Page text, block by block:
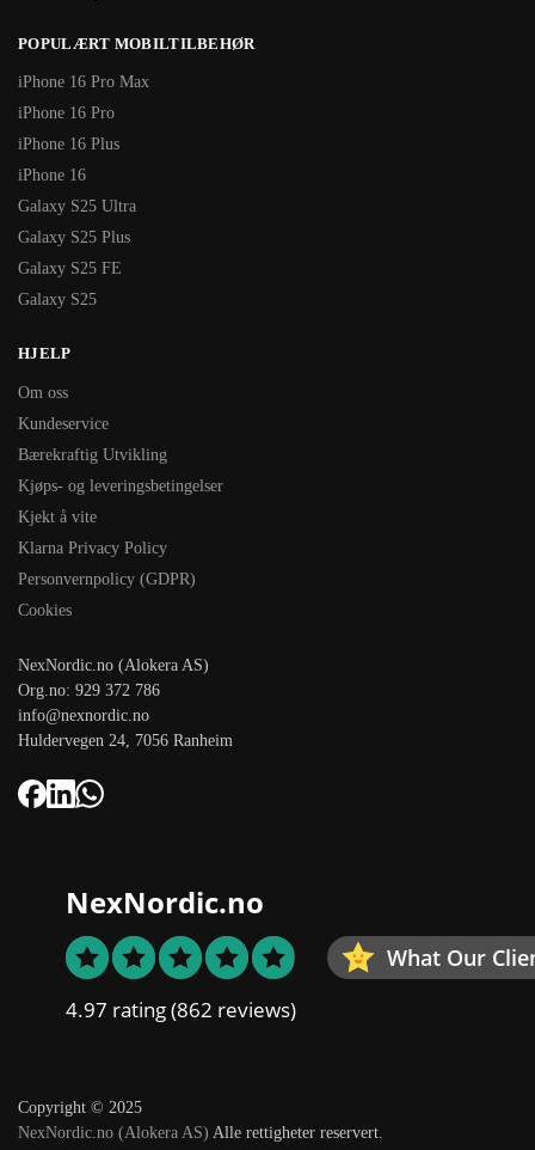
POPULÆRT MOBILTILBEHØR
iPhone 16 Pro Max
iPhone 16 Pro
iPhone 16 Plus
iPhone 16
Galaxy S25 Ultra
Galaxy S25 Plus
Galaxy S25 FE
Galaxy S25
HJELP
Om oss
Kundeservice
Bærekraftig Utvikling
Kjøps- og leveringsbetingelser
Kjekt å vite
Klarna Privacy Policy
Personvernpolicy (GDPR)
Cookies
NexNordic.no (Alokera AS)
Org.no: 929 372 786
info@nexnordic.no
Huldervegen 24, 7056 Ranheim
NexNordic.no
What Our
4.97 rating(862 reviews)
Copyright © 2025
NexNordic.no (Alokera AS) Alle rettigheter reservert.